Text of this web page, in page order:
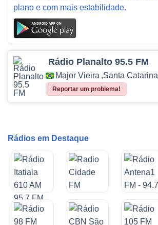
plano e com mais estabilidade.
Rádio Planalto 95.5 FM
Major Vieira ,Santa Catarina
Reportar um problema!
Rádios em Destaque